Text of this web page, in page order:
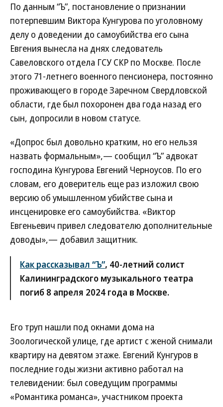
По данным “Ъ”, постановление о признании
потерпевшим Виктора Кунгурова по уголовному
делу о доведении до самоубийства его сына
Евгения вынесла на днях следователь
Савеловского отдела ГСУ СКР по Москве. После
этого 71-летнего военного пенсионера, постоянно
проживающего в городе Заречном Свердловской
области, где был похоронен два года назад его
сын, допросили в новом статусе.
«Допрос был довольно кратким, но его нельзя
назвать формальным»,— сообщил “Ъ” адвокат
господина Кунгурова Евгений Черноусов. По его
словам, его доверитель еще раз изложил свою
версию об умышленном убийстве сына и
инсценировке его самоубийства. «Виктор
Евгеньевич привел следователю дополнительные
доводы»,— добавил защитник.
Как рассказывал “Ъ”, 40-летний солист
Калининградского музыкального театра
погиб 8 апреля 2024 года в Москве.
Его труп нашли под окнами дома на
Зоологической улице, где артист с женой снимали
квартиру на девятом этаже. Евгений Кунгуров в
последние годы жизни активно работал на
телевидении: был соведущим программы
«Романтика романса», участником проекта